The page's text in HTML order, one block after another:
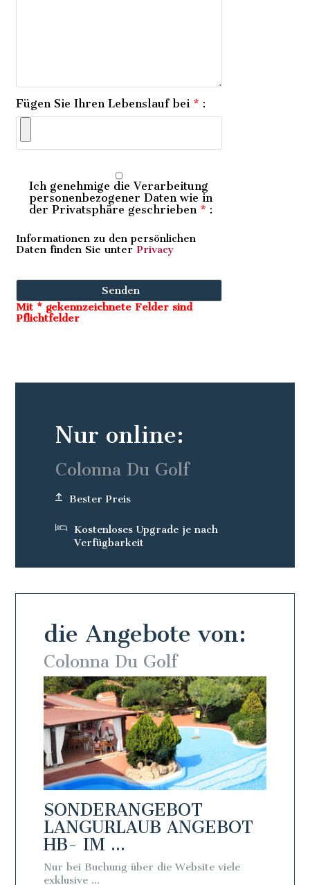
Fügen Sie Ihren Lebenslauf bei * :
Ich genehmige die Verarbeitung
personenbezogener Daten wie in
der Privatsphäre geschrieben * :
Informationen zu den persönlichen
Daten finden Sie unter Privacy
Mit * gekennzeichnete Felder sind
Pflichtfelder
die Angebote von:
Du Golf
ANGEBOT
IM ...
bei Buchung über die Website viele
Nur bei Buchung
Nur online:
Colonna Du Golf
Bester Preis
Kostenloses Upgrade je nach
Verfügbarkeit